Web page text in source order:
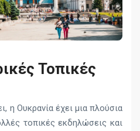
Τοπικές
η Ουκρανία έχει μια πλούσια
τοπικές εκδηλώσεις και